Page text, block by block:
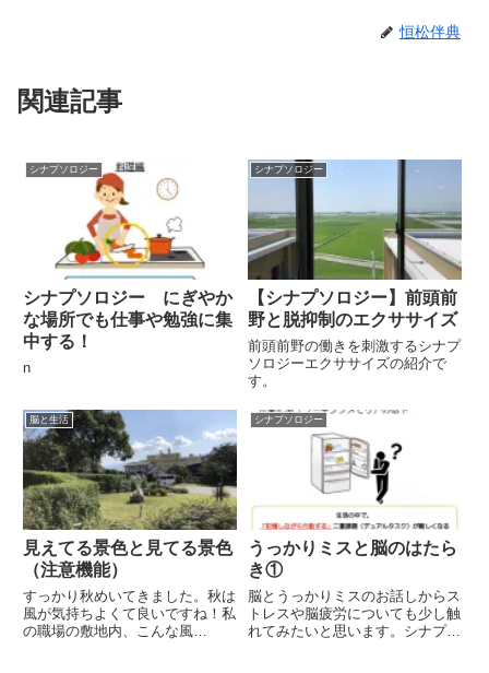
恒松伴典
関連記事
シナプソロジー
シナプソロジー にぎやか
な場所でも仕事や勉強に集
中する！
n
シナプソロジー
【シナプソロジー】前頭前
野と脱抑制のエクササイズ
前頭前野の働きを刺激するシナプ
ソロジーエクササイズの紹介で
す。
脳と生活
見えてる景色と見てる景色
（注意機能）
すっかり秋めいてきました。秋は
風が気持ちよくて良いですね！私
の職場の敷地内、こんな風
シナプソロジー
うっかりミスと脳のはたら
き①
脳とうっかりミスのお話しからス
トレスや脳疲労についても少し触
れてみたいと思います。シナプソ